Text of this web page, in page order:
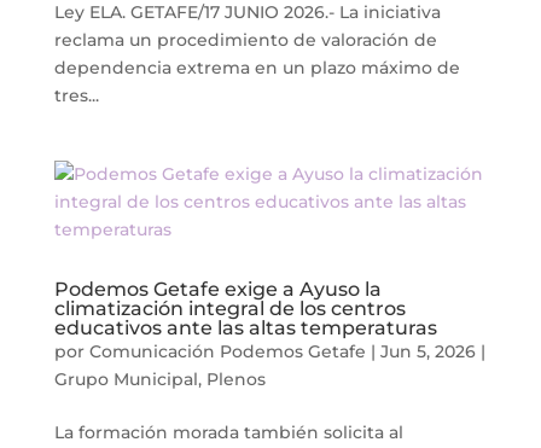
Ley ELA. GETAFE/17 JUNIO 2026.- La iniciativa
reclama un procedimiento de valoración de
dependencia extrema en un plazo máximo de
tres...
Podemos Getafe exige a Ayuso la
climatización integral de los centros
educativos ante las altas temperaturas
por Comunicación Podemos Getafe | Jun 5, 2026|
Grupo Municipal, Plenos
La formación morada también solicita al